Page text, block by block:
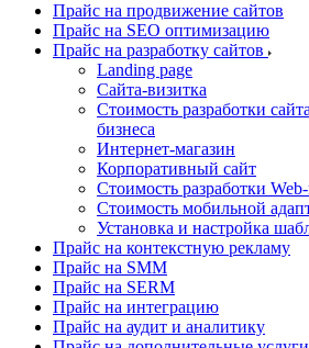
Прайс на продвижение сайтов
Прайс на SEO оптимизацию
Прайс на разработку сайтов
Landing page
Cайта-визитка
Стоимость разработки
бизнеса
Интернет-магазин
Корпоративный сайт
Стоимость разработки
Стоимость мобильной
Установка и настройка
Прайс на контекстную рекламу
Прайс на SMM
Прайс на SERM
Прайс на интеграцию
Прайс на аудит и аналитику